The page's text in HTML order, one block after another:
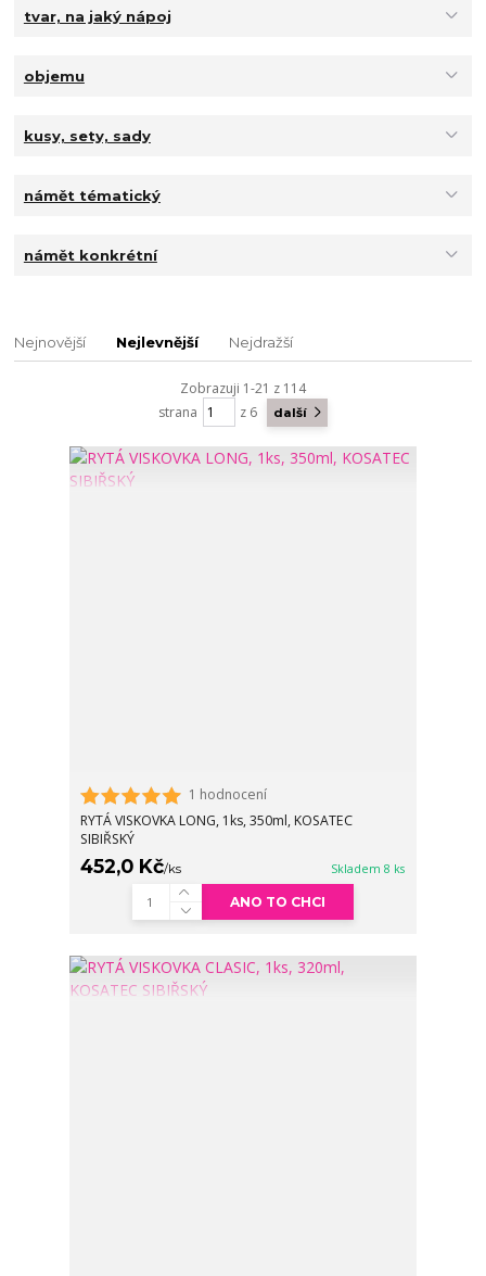
tvar, na jaký nápoj
objemu
kusy, sety, sady
námět tématický
námět konkrétní
Nejnovější Nejlevnější Nejdražší
Zobrazuji 1-21 z 114
strana
z 6 další
1 hodnocení
RYTÁ VISKOVKA LONG, 1ks, 350ml, KOSATEC
SIBIŘSKÝ
452,0 Kč/ks Skladem 8 ks
ANO TO CHCI